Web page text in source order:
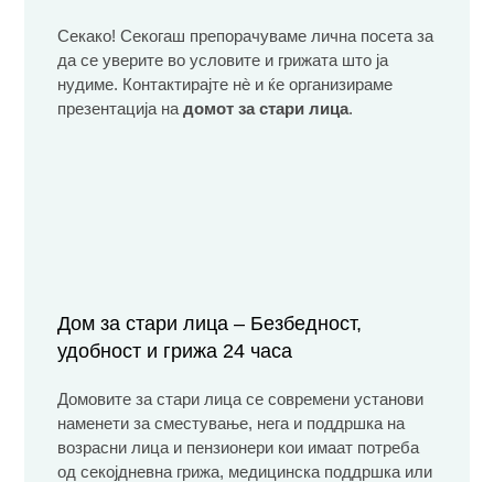
Секако! Секогаш препорачуваме лична посета за
да се уверите во условите и грижата што ја
нудиме. Контактирајте нè и ќе организираме
презентација надомот за стари лица.
Дом за стари лица – Безбедност,
удобност и грижа 24 часа
Домовите за стари лица се современи установи
наменети за сместување, нега и поддршка на
возрасни лица и пензионери кои имаат потреба
од секојдневна грижа, медицинска поддршка или